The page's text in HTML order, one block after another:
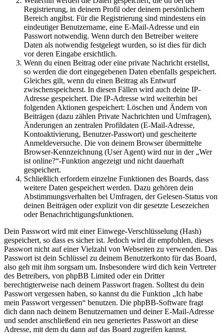
Registrierung, in deinem Profil oder deinem persönlichem
Bereich angibst. Für die Registrierung sind mindestens ein
eindeutiger Benutzername, eine E-Mail-Adresse und ein
Passwort notwendig. Wenn durch den Betreiber weitere
Daten als notwendig festgelegt wurden, so ist dies für dich
vor deren Eingabe ersichtlich.
Wenn du einen Beitrag oder eine private Nachricht erstellst,
so werden die dort eingegebenen Daten ebenfalls gespeichert.
Gleiches gilt, wenn du einen Beitrag als Entwurf
zwischenspeicherst. In diesen Fällen wird auch deine IP-
Adresse gespeichert. Die IP-Adresse wird weiterhin bei
folgenden Aktionen gespeichert: Löschen und Ändern von
Beiträgen (dazu zählen Private Nachrichten und Umfragen),
Änderungen an zentralen Profildaten (E-Mail-Adresse,
Kontoaktivierung, Benutzer-Passwort) und gescheiterte
Anmeldeversuche. Die von deinem Browser übermittelte
Browser-Kennzeichnung (User Agent) wird nur in der „Wer
ist online?“-Funktion angezeigt und nicht dauerhaft
gespeichert.
Schließlich erfordern einzelne Funktionen des Boards, dass
weitere Daten gespeichert werden. Dazu gehören dein
Abstimmungsverhalten bei Umfragen, der Gelesen-Status von
deinen Beiträgen oder explizit von dir gesetzte Lesezeichen
oder Benachrichtigungsfunktionen.
Dein Passwort wird mit einer Einwege-Verschlüsselung (Hash)
gespeichert, so dass es sicher ist. Jedoch wird dir empfohlen, dieses
Passwort nicht auf einer Vielzahl von Webseiten zu verwenden. Das
Passwort ist dein Schlüssel zu deinem Benutzerkonto für das Board,
also geh mit ihm sorgsam um. Insbesondere wird dich kein Vertreter
des Betreibers, von phpBB Limited oder ein Dritter
berechtigterweise nach deinem Passwort fragen. Solltest du dein
Passwort vergessen haben, so kannst du die Funktion „Ich habe
mein Passwort vergessen“ benutzen. Die phpBB-Software fragt
dich dann nach deinem Benutzernamen und deiner E-Mail-Adresse
und sendet anschließend ein neu generiertes Passwort an diese
Adresse, mit dem du dann auf das Board zugreifen kannst.